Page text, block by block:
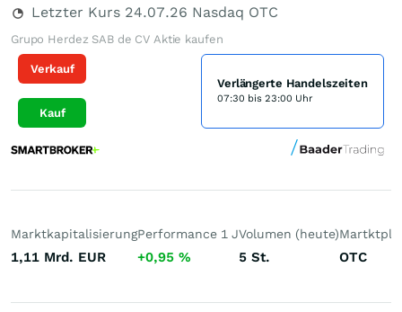
Letzter Kurs 24.07.26 Nasdaq OTC
Grupo Herdez SAB de CV Aktie kaufen
Verkauf
Kauf
Verlängerte Handelszeiten
07:30 bis 23:00 Uhr
Marktkapitalisierung
1,11 Mrd. EUR
Performance 1 J
+0,95 %
Volumen (heute)
5 St. OTC